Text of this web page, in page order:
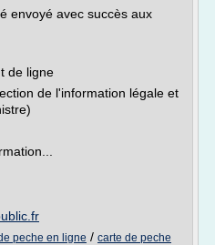
envoyé avec succès aux
de ligne
de l'information légale et
peche en ligne / carte de peche